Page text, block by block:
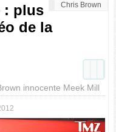
Chris Brown
: plus
de la
innocente Meek Mill